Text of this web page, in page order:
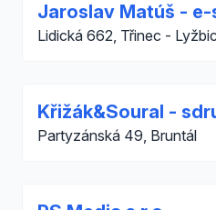
Jaroslav Matúš - e-
Lidická 662, Třinec -
Křižák&Soural -
Partyzánská 49, Bruntál